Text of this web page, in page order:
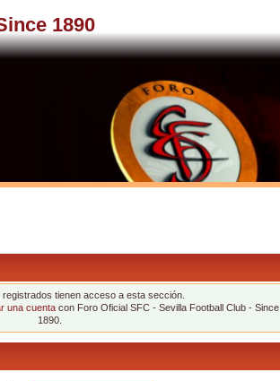
1890
registrados tienen acceso a esta sección.
una cuenta con Foro Oficial SFC - Sevilla Football Club - Since
1890.